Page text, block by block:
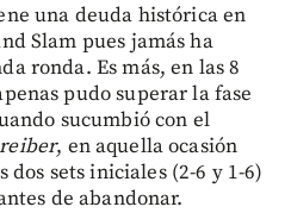
una deuda histórica en
Slam pues jamás ha
ronda. Es más, en las 8
pudo superar la fase
sucumbió con el
, en aquella ocasión
sets iniciales (2-6 y 1-6)
de abandonar.